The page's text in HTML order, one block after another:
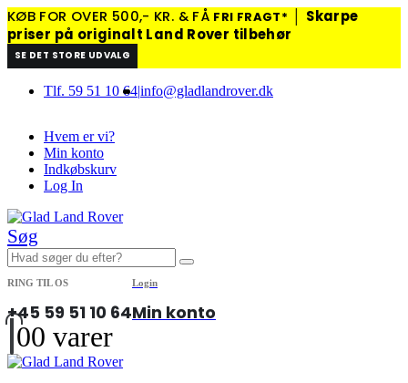
KØB FOR OVER 500,- KR. & FÅ FRI FRAGT*
Skarpe
priser på originalt Land Rover tilbehør
SE DET STORE UDVALG
Tlf. 59 51 10 64|info@gladlandrover.dk
Hvem er vi?
Min konto
Indkøbskurv
Log In
Søg
RING TIL OS
+45 59 51 10 64
Login
Min konto
00 varer